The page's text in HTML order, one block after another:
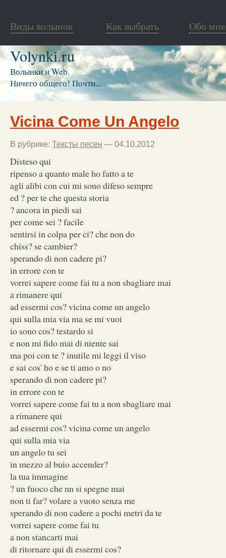
Виды волынок Как выбрать Обо мне
Volynki.ru
Волынки и Web.
Ничего общего! Почти...
Vicina Come Un Angelo
В рубрике: Тексты песен — 04.10.2012
Disteso qui
ripenso a quanto male ho fatto a te
agli alibi con cui mi sono difeso sempre
ed ? per te che questa storia
? ancora in piedi sai
per come sei ? facile
sentirsi in colpa per ci? che non do
chiss? se cambier?
sperando di non cadere pi?
in errore con te
vorrei sapere come fai tu a non sbagliare mai
a rimanere qui
ad essermi cos? vicina come un angelo
qui sulla mia via ma se mi vuoi
io sono cos? testardo si
e non mi fido mai di niente sai
ma poi con te ? inutile mi leggi il viso
e sai cos' ho e se ti amo o no
sperando di non cadere pi?
in errore con te
vorrei sapere come fai tu a non sbagliare mai
a rimanere qui
ad essermi cos? vicina come un angelo
qui sulla mia via
un angelo tu sei
in mezzo al buio accender?
la tua immagine
? un fuoco che nn si spegne mai
non ti far? volare a vuoto senza me
sperando di non cadere a pochi metri da te
vorrei sapere come fai tu
a non stancarti mai
di ritornare qui di essermi cos?